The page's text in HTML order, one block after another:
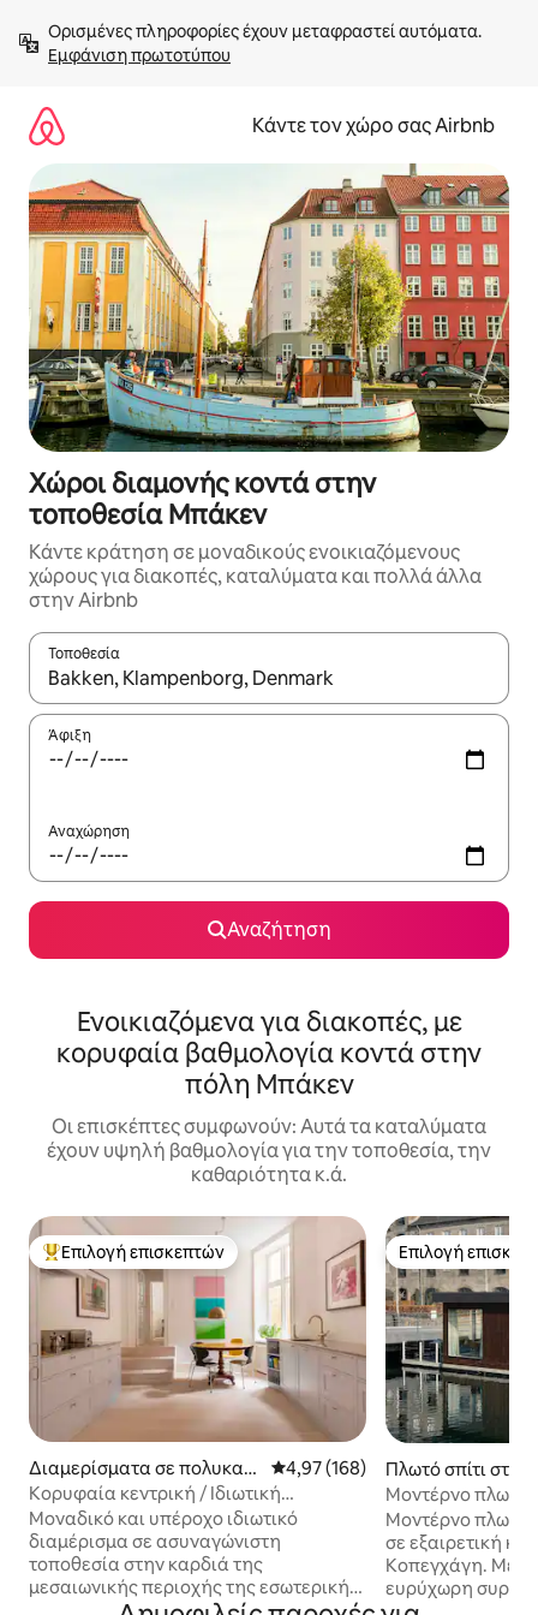
στο
περιεχόμενοΕμφάνιση πρωτοτύπου
Κάντε τον χώρο σας Airbnb
Χώροι διαμονής κοντά στην
τοποθεσία Μπάκεν
Κάντε κράτηση σε μοναδικούς ενοικιαζόμενους
χώρους για διακοπές, καταλύματα και πολλά άλλα
στην Airbnb
Τοποθεσία
Όταν τα αποτελέσματα είναι διαθέσιμα, μπορείτε να
Άφιξη
Αναχώρηση
Αναζήτηση
Ενοικιαζόμενα για διακοπές, με
κορυφαία βαθμολογία κοντά στην
πόλη Μπάκεν
Οι επισκέπτες συμφωνούν: Αυτά τα καταλύματα
έχουν υψηλή βαθμολογία για την τοποθεσία, την
καθαριότητα κ.ά.
Κορυφαία επιλογή επισκεπτών
Επιλογή επισκεπτών
Διαμερίσματα σε πολυκατ
οικία στην πόλη Κοπεγχάγ
η
Μέση βαθμολογία: 4,97 στα 5,
4,97 (168)
Κορυφαία κεντρική / Ιδιωτική
πολυτελής σουίτα / Γκαλερί τέχνης
Μοναδικό και υπέροχο ιδιωτικό
διαμέρισμα σε ασυναγώνιστη
τοποθεσία στην καρδιά της
μεσαιωνικής περιοχής της εσωτερικής
Κοπεγχάγης. Το δικό σας "αρχοντικό"
Επιλογή
Επιλογή
Πλωτό σπίτι
εγχάγη
Μοντέρνο πλωτό
· Εξαιρετική
Μοντέρνο πλωτό
σε εξαιρετική
Κοπεγχάγη. Μεγάλα παράθυρα και μια
ευρύχωρη